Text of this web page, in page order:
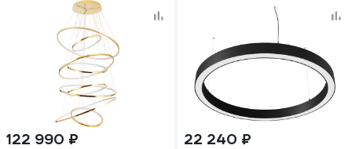
122 990 ₽ 22 240 ₽